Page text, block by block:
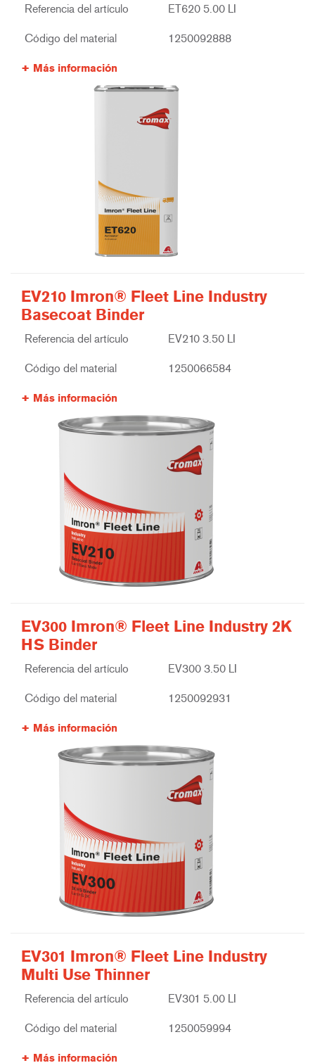
Referencia del artículo ET620 5.00 LI
Código del material 1250092888
Más información
EV210 Imron® Fleet Line Industry
Basecoat Binder
Referencia del artículo EV210 3.50 LI
Código del material 1250066584
Más información
EV300 Imron® Fleet Line Industry 2K
HS Binder
Referencia del artículo EV300 3.50 LI
Código del material 1250092931
Más información
EV301 Imron® Fleet Line Industry
Multi Use Thinner
Referencia del artículo EV301 5.00 LI
Código del material 1250059994
Más información